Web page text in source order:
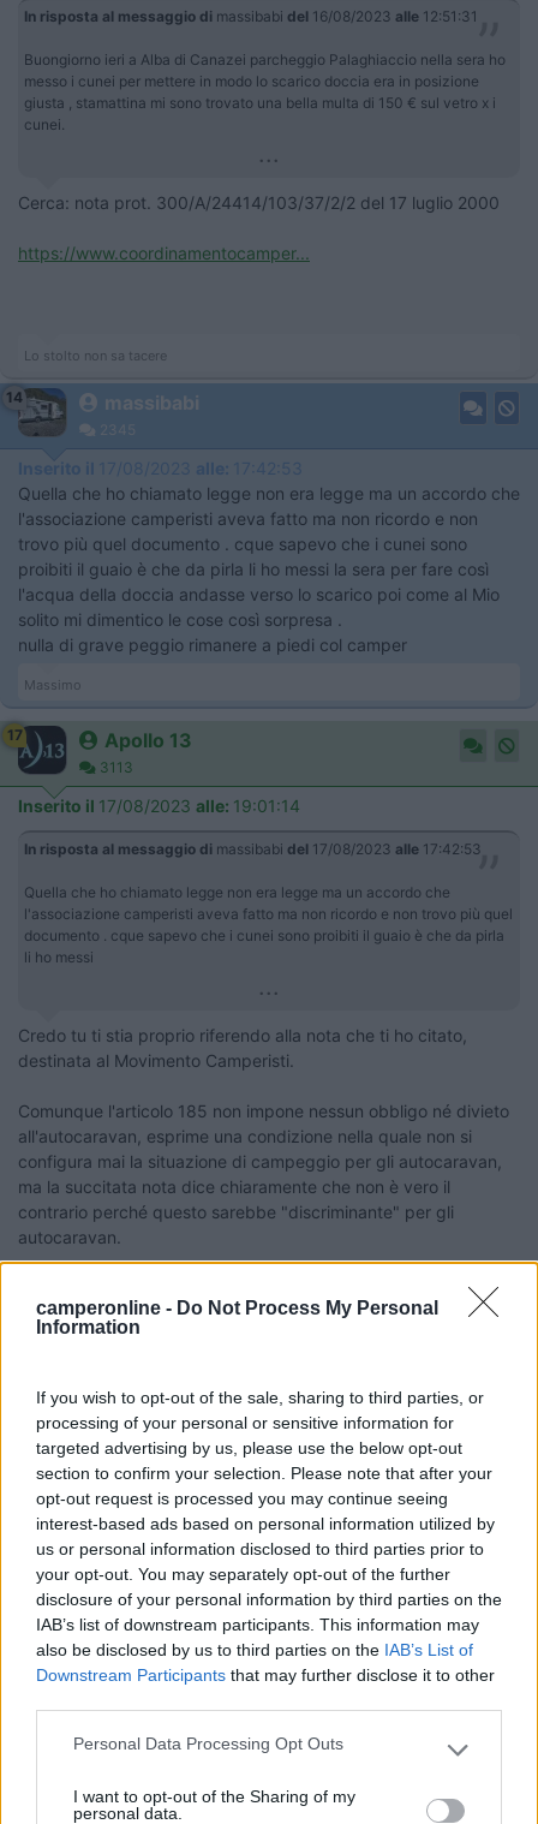
camperonline - Do Not Process My Personal
Information
If you wish to opt-out of the sale, sharing to third parties, or
processing of your personal or sensitive information for
targeted advertising by us, please use the below opt-out
section to confirm your selection. Please note that after your
opt-out request is processed you may continue seeing
interest-based ads based on personal information utilized by
us or personal information disclosed to third parties prior to
your opt-out. You may separately opt-out of the further
disclosure of your personal information by third parties on the
IAB’s list of downstream participants. This information may
also be disclosed by us to third parties on the IAB’s List of
Downstream Participants that may further disclose it to other
Please note that this website/app uses one or more Google
not limited to your visit or usage behaviour. You may click to
Personal Data Processing Opt Outs
I want to opt-out of the Sharing of my
personal data.
In risposta al messaggio di massibabi del 16/08/2023 alle 12:51:31
Buongiorno ieri a Alba di Canazei parcheggio Palaghiaccio nella sera ho
messo i cunei per mettere in modo lo scarico doccia era in posizione
giusta , stamattina mi sono trovato una bella multa di 150 € sul vetro x i
cunei.
...
Cerca: nota prot. 300/A/24414/103/37/2/2 del 17 luglio 2000
https://www.coordinamentocamper...
Lo stolto non sa tacere
14 massibabi
2345
Inserito il 17/08/2023 alle: 17:42:53
Quella che ho chiamato legge non era legge ma un accordo che
l'associazione camperisti aveva fatto ma non ricordo e non
trovo più quel documento . cque sapevo che i cunei sono
proibiti il guaio è che da pirla li ho messi la sera per fare così
l'acqua della doccia andasse verso lo scarico poi come al Mio
solito mi dimentico le cose così sorpresa .
nulla di grave peggio rimanere a piedi col camper
Massimo
17 Apollo 13
3113
Inserito il 17/08/2023 alle: 19:01:14
In risposta al messaggio di massibabi del 17/08/2023 alle 17:42:53
Quella che ho chiamato legge non era legge ma un accordo che
l'associazione camperisti aveva fatto ma non ricordo e non trovo più quel
documento . cque sapevo che i cunei sono proibiti il guaio è che da pirla
li ho messi
...
Credo tu ti stia proprio riferendo alla nota che ti ho citato,
destinata al Movimento Camperisti.
Comunque l'articolo 185 non impone nessun obbligo né divieto
all'autocaravan, esprime una condizione nella quale non si
configura mai la situazione di campeggio per gli autocaravan,
ma la succitata nota dice chiaramente che non è vero il
contrario perché questo sarebbe "discriminante" per gli
autocaravan.
Un autoveicolo monta un porta biciclette montato sul portellone
posteriore (tipo
), anche se questo eccede palesemente l'ingombro
dell'autoveicolo, esso può liberamente circolare e sostare non
configurandosi occupazione della sede stradale (art. 20).
Se un camper montasse un porta bici sporgente
posteriormente, secondo l'articolo 185 starebbe campeggiando
perché "occupa comunquela sede stradale in misura eccedente
l’ingombro proprio dell’autoveicolo medesimo"?
Se un'autoveicolo può avere il porta bici esterno, lo può avere
anche un caravan.
La nota del Ministero dell'Interno scrive testualmente che "la
semplice interposizione di tacchi o pietre fra gli pneumatici e il
Questo non lo dico io ma il Ministero dell'Interno che aggiunge:
stabilità di altri tipi di veicoli in sosta, non esclude infatti che il